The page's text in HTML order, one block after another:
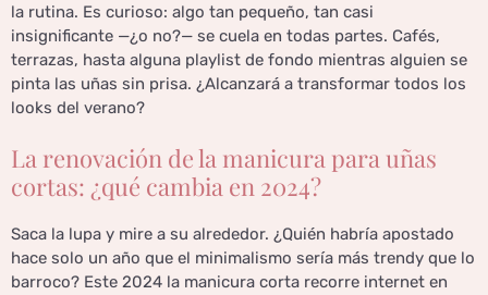
la rutina. Es curioso: algo tan pequeño, tan casi
insignificante —¿o no?— se cuela en todas partes. Cafés,
terrazas, hasta alguna playlist de fondo mientras alguien se
pinta las uñas sin prisa. ¿Alcanzará a transformar todos los
looks del verano?
La renovación de la manicura para uñas
cortas: ¿qué cambia en 2024?
Saca la lupa y mire a su alrededor. ¿Quién habría apostado
hace solo un año que el minimalismo sería más trendy que lo
barroco? Este 2024 la manicura corta recorre internet en